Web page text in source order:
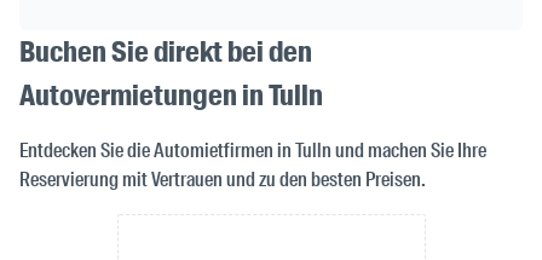
Buchen Sie direkt bei den
Autovermietungen in Tulln
Entdecken Sie die Automietfirmen in Tulln und machen Sie Ihre
Reservierung mit Vertrauen und zu den besten Preisen.